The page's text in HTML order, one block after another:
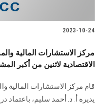
2023-10-24
مركز الاستشارات المالية
الاقتصادية لاثنين من أكبر
قام مركز الاستشارات
يديره أ. د. أحمد سليم، باعتماد